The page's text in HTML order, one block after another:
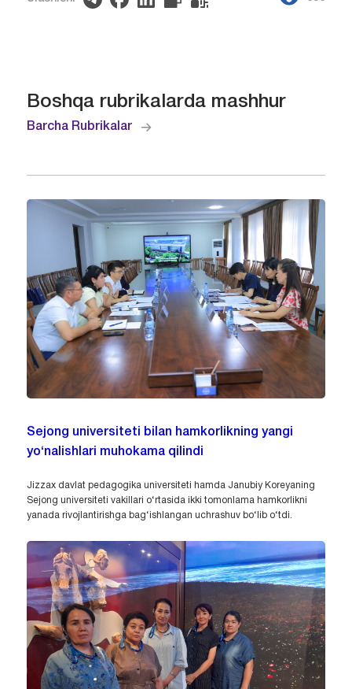
Boshqa rubrikalarda mashhur
Barcha Rubrikalar
Sejong universiteti bilan hamkorlikning yangi
yo‘nalishlari muhokama qilindi
Jizzax davlat pedagogika universiteti hamda Janubiy Koreyaning
Sejong universiteti vakillari o‘rtasida ikki tomonlama hamkorlikni
yanada rivojlantirishga bag‘ishlangan uchrashuv bo‘lib o‘tdi.